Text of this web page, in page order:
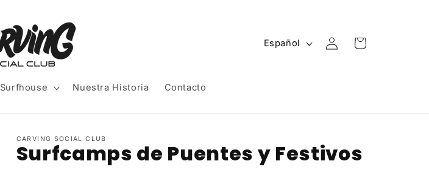
Surfhouse Nuestra Historia Contacto
Español
Iniciar
sesión
Carrito
CARVING SOCIAL CLUB
Surfcamps de Puentes y Festivos